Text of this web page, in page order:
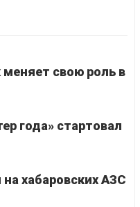
свою роль в
года» стартовал
хабаровских АЗС